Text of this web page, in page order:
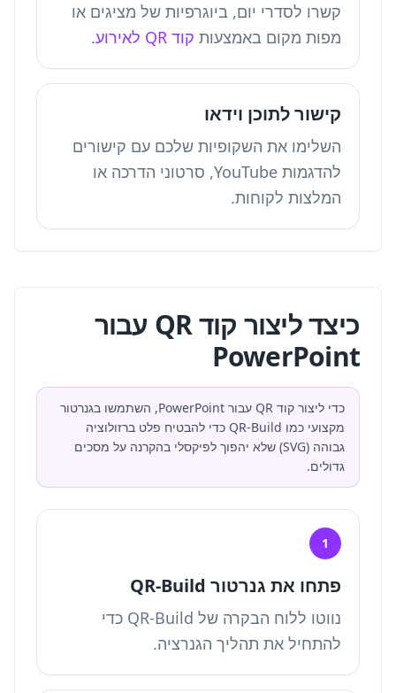
קשרו לסדרי יום, ביוגרפיות של מציגים או
מפות מקום באמצעות קוד QR לאירוע .
קישור לתוכן וידאו
השלימו את השקופיות שלכם עם קישורים
להדגמות YouTube, סרטוני הדרכה או
המלצות לקוחות.
כיצד ליצור קוד QR עבור
PowerPoint
כדי ליצור קוד QR עבור PowerPoint, השתמשו בגנרטור
מקצועי כמו QR-Build כדי להבטיח פלט ברזולוציה
גבוהה (SVG) שלא יהפוך לפיקסלי בהקרנה על מסכים
גדולים.
1
פתחו את גנרטור QR-Build
נווטו ללוח הבקרה של QR-Build כדי
להתחיל את תהליך הגנרציה.